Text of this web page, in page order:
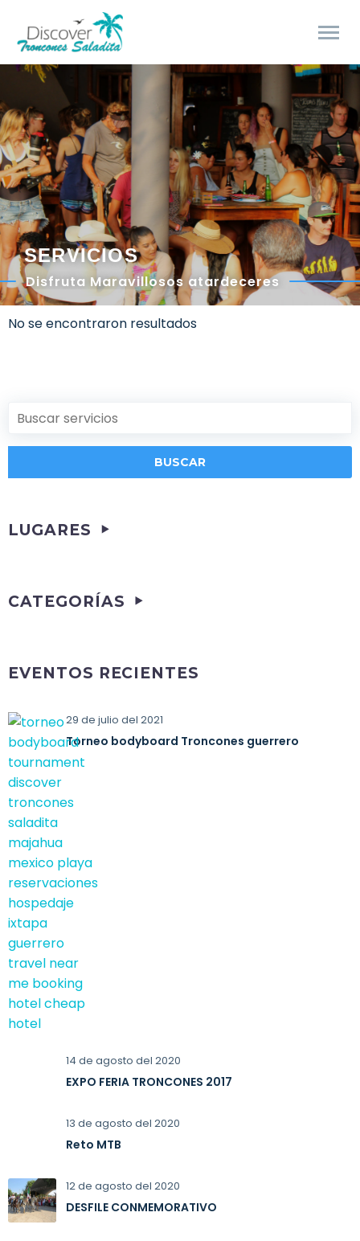
SERVICIOS
Disfruta Maravillosos atardeceres
No se encontraron resultados
LUGARES
CATEGORÍAS
EVENTOS RECIENTES
29 de julio del 2021
Torneo bodyboard Troncones guerrero
14 de agosto del 2020
EXPO FERIA TRONCONES 2017
13 de agosto del 2020
Reto MTB
12 de agosto del 2020
DESFILE CONMEMORATIVO